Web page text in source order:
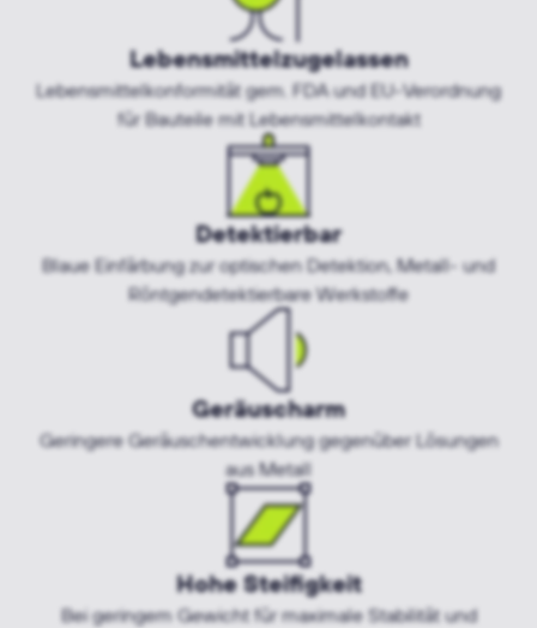
Lebensmittelzugelassen
Lebensmittelkonformität gem. FDA und EU-Verordnung
für Bauteile mit Lebensmittelkontakt
Detektierbar
Blaue Einfärbung zur optischen Detektion, Metall- und
Röntgendetektierbare Werkstoffe
Geräuscharm
Geringere Geräuschentwicklung gegenüber Lösungen
aus Metall
Hohe Steifigkeit
Bei geringem Gewicht für maximale Stabilität und